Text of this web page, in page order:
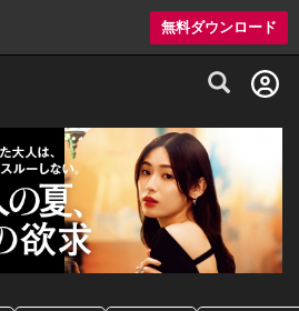
無料ダウンロード
グルメ情報・プレミアムレストラン予約